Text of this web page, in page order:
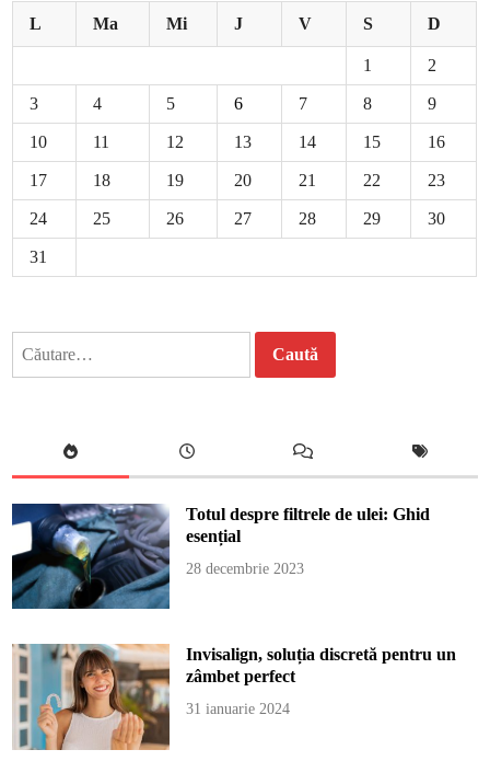
L Ma Mi J V S D
1 2
3 4 5 6 7 8 9
10 11 12 13 14 15 16
17 18 19 20 21 22 23
24 25 26 27 28 29 30
31
Totul despre filtrele de ulei: Ghid
esențial
28 decembrie 2023
Invisalign, soluția discretă pentru un
zâmbet perfect
31 ianuarie 2024